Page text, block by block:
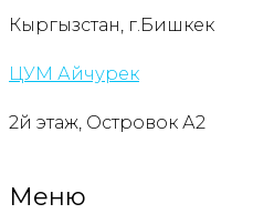
Кыргызстан, г.Бишкек
ЦУМ Айчурек
2й этаж, Островок А2
Меню